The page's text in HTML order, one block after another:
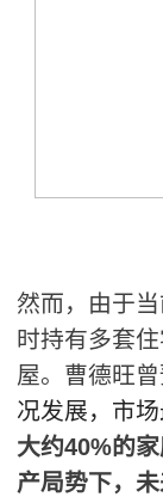
然而，由于
时持有多套
屋。曹德旺曾
况发展，市场
大约40%的
产局势下，